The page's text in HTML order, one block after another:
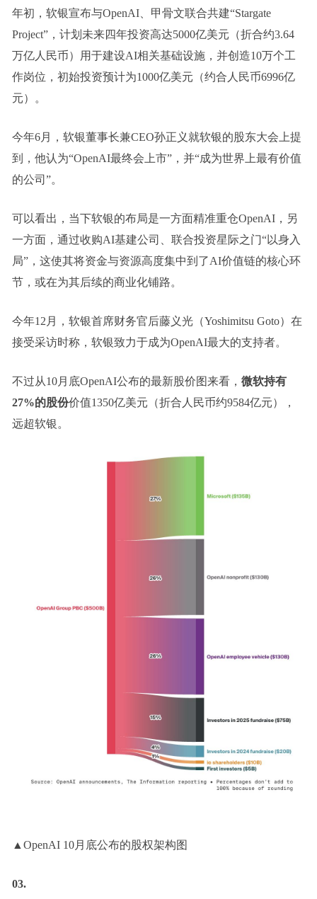
年初，软银宣布与OpenAI、甲骨文联合共建“Stargate
Project”，计划未来四年投资高达5000亿美元（折合约3.64
万亿人民币）用于建设AI相关基础设施，并创造10万个工
作岗位，初始投资预计为1000亿美元（约合人民币6996亿
元）。
今年6月，软银董事长兼CEO孙正义就软银的股东大会上提
到，他认为“OpenAI最终会上市”，并“成为世界上最有价值
的公司”。
可以看出，当下软银的布局是一方面精准重仓OpenAI，另
一方面，通过收购AI基建公司、联合投资星际之门“以身入
局”，这使其将资金与资源高度集中到了AI价值链的核心环
节，或在为其后续的商业化铺路。
今年12月，软银首席财务官后藤义光（Yoshimitsu Goto）在
接受采访时称，软银致力于成为OpenAI最大的支持者。
不过从10月底OpenAI公布的最新股价图来看， 微软持有
27%的股份价值1350亿美元（折合人民币约9584亿元），
远超软银。
▲OpenAI 10月底公布的股权架构图
03.